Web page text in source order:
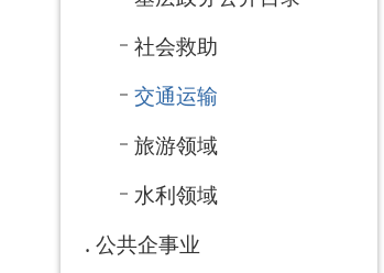
政府信
息公开
年报
依 申 请
公 开
乡镇街
道部门